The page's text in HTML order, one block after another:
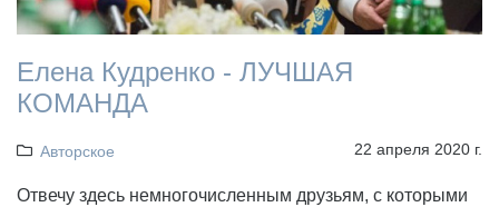
Елена Кудренко - ЛУЧШАЯ
КОМАНДА
Авторское 22 апреля 2020 г.
Отвечу здесь немногочисленным друзьям, с которыми